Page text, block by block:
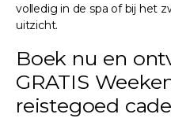
volledig in de spa of bij het
uitzicht.
Boek nu en
GRATIS
reistegoed